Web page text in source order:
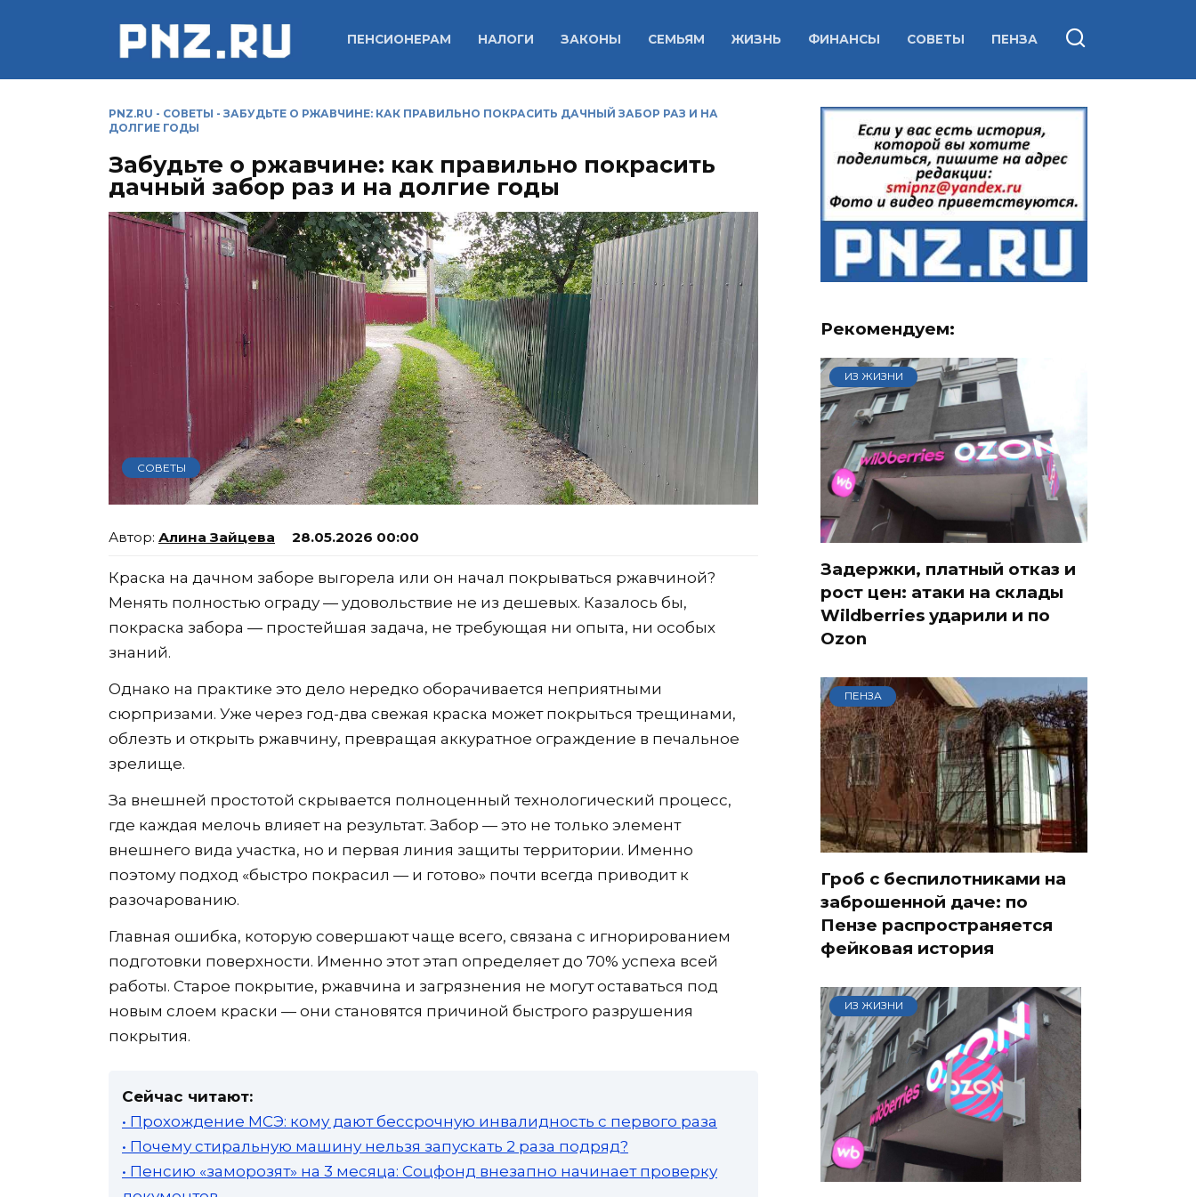
ПЕНСИОНЕРАМ НАЛОГИ ЗАКОНЫ СЕМЬЯМ ЖИЗНЬ ФИНАНСЫ СОВЕТЫ ПЕНЗА
PNZ.RU - СОВЕТЫ - ЗАБУДЬТЕ О РЖАВЧИНЕ: КАК ПРАВИЛЬНО ПОКРАСИТЬ ДАЧНЫЙ ЗАБОР РАЗ И НА
ДОЛГИЕ ГОДЫ
Забудьте о ржавчине: как правильно покрасить
дачный забор раз и на долгие годы
СОВЕТЫ
Алина Зайцева 28.05.2026 00:00
Краска на дачном заборе выгорела или он начал покрываться ржавчиной?
Менять полностью ограду — удовольствие не из дешевых. Казалось бы,
покраска забора — простейшая задача, не требующая ни опыта, ни особых
знаний.
Однако на практике это дело нередко оборачивается неприятными
сюрпризами. Уже через год-два свежая краска может покрыться трещинами,
облезть и открыть ржавчину, превращая аккуратное ограждение в печальное
зрелище.
За внешней простотой скрывается полноценный технологический процесс,
где каждая мелочь влияет на результат. Забор — это не только элемент
внешнего вида участка, но и первая линия защиты территории. Именно
поэтому подход «быстро покрасил — и готово» почти всегда приводит к
разочарованию.
Главная ошибка, которую совершают чаще всего, связана с игнорированием
подготовки поверхности. Именно этот этап определяет до 70% успеха всей
работы. Старое покрытие, ржавчина и загрязнения не могут оставаться под
новым слоем краски — они становятся причиной быстрого разрушения
покрытия.
Сейчас читают:
• Прохождение МСЭ: кому дают бессрочную инвалидность с первого раза
• Почему стиральную машину нельзя запускать 2 раза подряд?
• Пенсию «заморозят» на 3 месяца: Соцфонд внезапно начинает проверку
Рекомендуем:
ИЗ ЖИЗНИ
Задержки, платный отказ и
рост цен: атаки на склады
Wildberries ударили и по
Ozon
ПЕНЗА
Гроб с беспилотниками на
заброшенной даче: по
Пензе распространяется
фейковая история
ИЗ ЖИЗНИ